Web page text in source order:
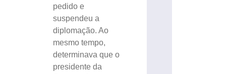
pedido e
suspendeu a
diplomação. Ao
mesmo tempo,
determinava que o
presidente da